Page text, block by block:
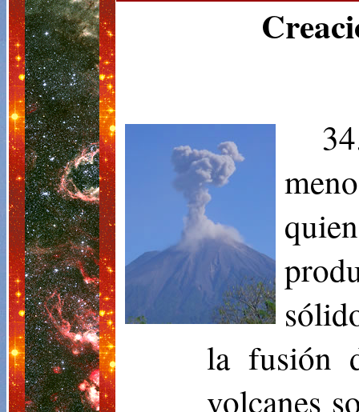
la fusión
volcanes